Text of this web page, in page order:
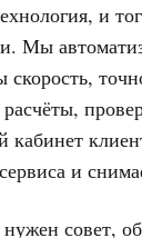
и
Мы
и
совет,